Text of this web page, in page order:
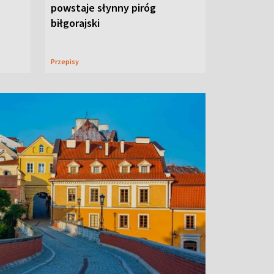
powstaje słynny piróg
biłgorajski
Przepisy